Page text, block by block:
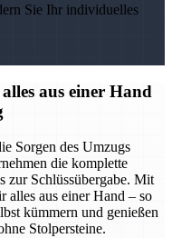
Sie Ihr individuelles
aus einer Hand
Sorgen des Umzugs
die komplette
zur Schlüssübergabe. Mit
alles aus einer Hand – so
kümmern und genießen
Stolpersteine.